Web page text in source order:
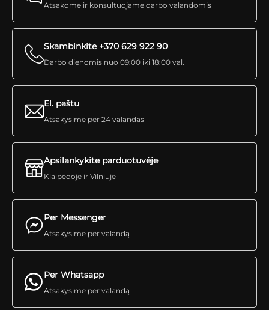
Atsakome ir konsultuojame darbo valandomis
Skambinkite +370 629 922 90
Darbo dienomis nuo 09:00 iki 18:00 val.
Per Messenger
Atsakysime per valandą
El. paštu
Atsakysime per 24 valandas
Apsilankykite parduotuvėje
Klaipėdoje ir Vilniuje
Per Whatsapp
Atsakysime per valandą